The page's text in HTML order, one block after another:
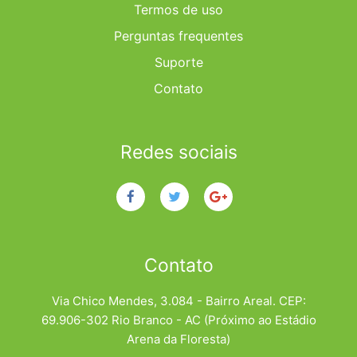
Termos de uso
Perguntas frequentes
Suporte
Contato
Redes sociais
Contato
Via Chico Mendes, 3.084 - Bairro Areal. CEP:
69.906-302 Rio Branco - AC (Próximo ao Estádio
Arena da Floresta)